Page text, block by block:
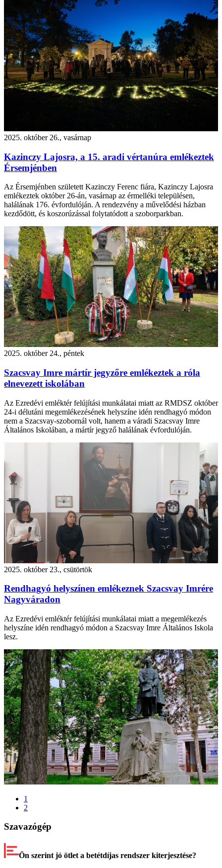
2025. október 26., vasárnap
Kazinczy Lajosra, a 15. aradi vértanúra emlékeztek
Érsemjénben
Az Érsemjénben született Kazinczy Ferenc fiára, Kazinczy Lajosra
emlékeztek október 26-án, vasárnap az érmelléki településen,
halálának 176. évfordulóján. A rendezvény a művelődési házban
kezdődött, és koszorúzással folytatódott a szoborparkban.
2025. október 24., péntek
Szacsvay Imre mártír jegyzőre emlékeztek a róla
elnevezett iskolában
Az Ezredévi emléktér felújítási munkálatai miatt az RMDSZ október
24-i délutáni megemlékezésének helyszíne idén rendhagyó módon
nem a Szacsvay-szobornál volt, hanem a váradi Szacsvay Imre
Általános Iskolában, a mártír jegyző halálának évfordulóján.
2025. október 23., csütörtök
Rendhagyó helyszínen emlékeznek Szacsvay Imrére
Nagyváradon
Az Ezredévi emléktér felújítási munkálatai miatt a megemlékezés
helyszíne idén rendhagyó módon a Szacsvay Imre Általános Iskola
lesz.
1
2
Szavazógép
Ön szerint jó ötlet a betétdíjas rendszer kiterjesztése?